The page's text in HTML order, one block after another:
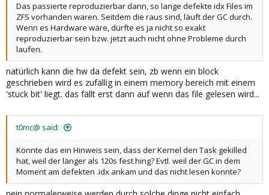
Das passierte reproduzierbar dann, so lange defekte idx Files im
ZFS vorhanden waren. Seitdem die raus sind, läuft der GC durch.
Wenn es Hardware wäre, dürfte es ja nicht so exakt
reproduzierbar sein bzw. jetzt auch nicht ohne Probleme durch
laufen.
natürlich kann die hw da defekt sein, zb wenn ein block
geschrieben wird es zufällig in einem memory bereich mit einem
'stuck bit' liegt. das fällt erst dann auf wenn das file gelesen wird...
t0mc@ said:
Könnte das ein Hinweis sein, dass der Kernel den Task gekilled
hat, weil der länger als 120s fest hing? Evtl. weil der GC in dem
Moment am defekten .idx ankam und das nicht lesen konnte?